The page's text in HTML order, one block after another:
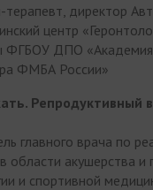
терапевт, директор
центр
ФГБОУ ДПО
ФМБА России»
Репродуктивный
главного врача по
области акушерства и
и спортивной